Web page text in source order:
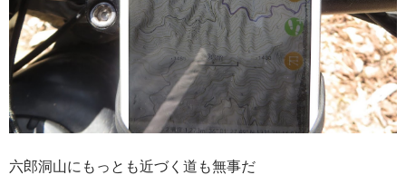
六郎洞山にもっとも近づく道も無事だ